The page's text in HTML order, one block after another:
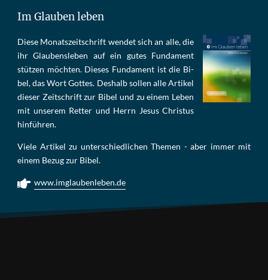
Im Glauben leben
Die­se Mo­nats­zeit­schrift wen­det sich an alle, die
ihr Glau­bens­le­ben auf ein gu­tes Fun­da­ment
stüt­zen möch­ten. Die­ses Fun­da­ment ist die Bi­
bel, das Wort Got­tes. Des­halb sol­len al­le Ar­ti­kel
die­ser Zeit­schrift zur Bi­bel und zu ei­nem Le­ben
mit un­se­rem Ret­ter und Herrn Je­sus Chris­tus
hin­füh­ren.
Viele Artikel zu unterschiedlichen Themen - aber immer mit
einem Bezug zur Bibel.
www.imglaubenleben.de